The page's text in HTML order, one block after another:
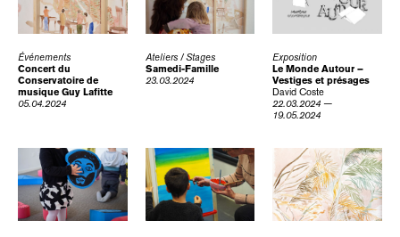
Événements
Concert du
Conservatoire de
musique Guy Lafitte
05.04.2024
Ateliers / Stages
Samedi-Famille
23.03.2024
Exposition
Le Monde Autour –
Vestiges et présages
David Coste
22.03.2024 —
19.05.2024